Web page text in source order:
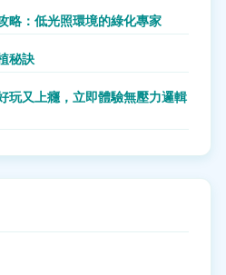
略：低光照環境的綠化專家
秘訣
玩又上癮，立即體驗無壓力邏輯